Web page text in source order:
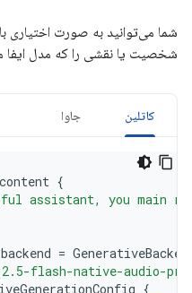
شما می‌توانید به صورت اختیاری
شخصیت یا نقشی را که مدل ایفا
کاتلین جاوا
content {
assistant, you
backend =
flash-native-audio-
{